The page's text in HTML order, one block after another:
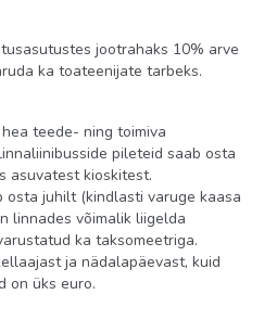
jootrahaks 10% arve
ka toateenijate tarbeks.
teede- ning toimiva
pileteid saab osta
asuvatest kioskitest.
osta juhilt (kindlasti varuge kaasa
linnades võimalik liigelda
ka taksomeetriga.
ja nädalapäevast, kuid
on üks euro.